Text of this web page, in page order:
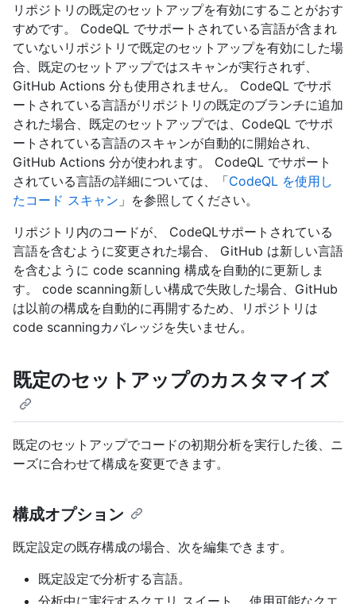
リポジトリの既定のセットアップを有効にすることがおす
すめです。 CodeQL でサポートされている言語が含まれ
ていないリポジトリで既定のセットアップを有効にした場
合、既定のセットアップではスキャンが実行されず、
GitHub Actions 分も使用されません。 CodeQL でサポ
ートされている言語がリポジトリの既定のブランチに追加
された場合、既定のセットアップでは、CodeQL でサポ
ートされている言語のスキャンが自動的に開始され、
GitHub Actions 分が使われます。 CodeQL でサポート
されている言語の詳細については、「CodeQL を使用し
たコード スキャン 」を参照してください。
リポジトリ内のコードが、 CodeQLサポートされている
言語を含むように変更された場合、 GitHub は新しい言語
を含むように code scanning 構成を自動的に更新しま
す。 code scanning新しい構成で失敗した場合、GitHub
は以前の構成を自動的に再開するため、リポジトリは
code scanningカバレッジを失いません。
既定のセットアップのカスタマイズ
既定のセットアップでコードの初期分析を実行した後、ニ
ーズに合わせて構成を変更できます。
構成オプション
既定設定の既存構成の場合、次を編集できます。
既定設定で分析する言語。